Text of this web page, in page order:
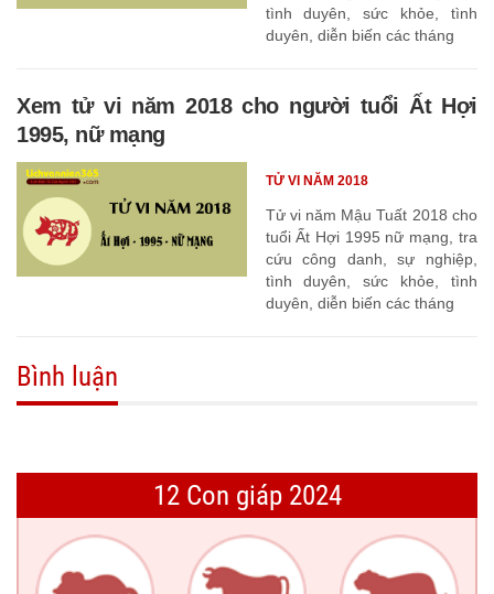
tình duyên, sức khỏe, tình
duyên, diễn biến các tháng
Xem tử vi năm 2018 cho người tuổi Ất Hợi
1995, nữ mạng
Tử vi năm Mậu Tuất 2018 cho
tuổi Ất Hợi 1995 nữ mạng, tra
cứu công danh, sự nghiệp,
tình duyên, sức khỏe, tình
duyên, diễn biến các tháng
TỬ VI NĂM 2018
Bình luận
12 Con giáp 2024